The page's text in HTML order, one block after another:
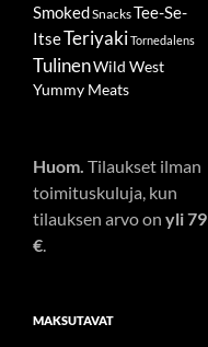
SmokedSnacksTee-Se-
ItseTeriyakiTornedalens
TulinenWild West
Yummy Meats
Huom. Tilaukset ilman
toimituskuluja, kun
tilauksen arvo on yli 79
€.
MAKSUTAVAT